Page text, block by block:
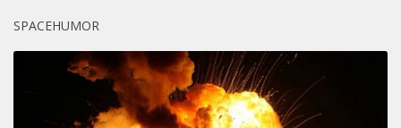
SPACEHUMOR